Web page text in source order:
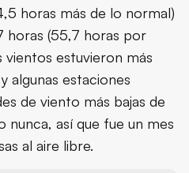
horas más de lo normal)
horas (55,7 horas por
vientos estuvieron más
algunas estaciones
de viento más bajas de
nunca, así que fue un mes
al aire libre.